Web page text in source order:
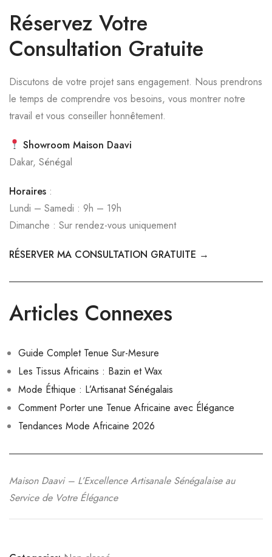
Réservez Votre
Consultation Gratuite
Discutons de votre projet sans engagement. Nous prendrons
le temps de comprendre vos besoins, vous montrer notre
travail et vous conseiller honnêtement.
Showroom Maison Daavi
Dakar, Sénégal
Horaires :
Lundi – Samedi : 9h – 19h
Dimanche : Sur rendez-vous uniquement
RÉSERVER MA CONSULTATION GRATUITE →
Articles Connexes
Guide Complet Tenue Sur-Mesure
Les Tissus Africains : Bazin et Wax
Mode Éthique : L’Artisanat Sénégalais
Comment Porter une Tenue Africaine avec Élégance
Tendances Mode Africaine 2026
Maison Daavi – L’Excellence Artisanale Sénégalaise au
Service de Votre Élégance